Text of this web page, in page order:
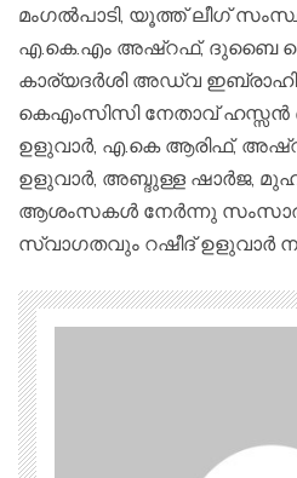
മംഗൽപാടി, യൂത്ത് ലീഗ്
എ.കെ.എം അഷ്‌റഫ്‌, ദുബൈ
കാര്യദർശി അഡ്വ ഇബ്രാഹിം
കെഎംസിസി നേതാവ്
ഉളുവാർ, എ.കെ ആരിഫ്,
ഉളുവാർ, അബ്ദുള്ള ഷാർജ,
ആശംസകൾ നേർന്നു
സ്വാഗതവും റഷീദ് ഉളുവാർ